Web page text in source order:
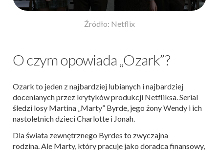
Źródło: Netflix
O czym opowiada „Ozark”?
Ozark to jeden z najbardziej lubianych i najbardziej
docenianych przez krytyków produkcji Netfliksa. Serial
śledzi losy Martina „Marty” Byrde, jego żony Wendy i ich
nastoletnich dzieci Charlotte i Jonah.
Dla świata zewnętrznego Byrdes to zwyczajna
rodzina. Ale Marty, który pracuje jako doradca finansowy,